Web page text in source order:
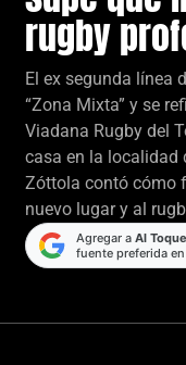
rugby
El ex segunda línea
“Zona Mixta” y se
Viadana Rugby del
casa en la localidad
Zóttola contó cómo
nuevo lugar y al
Agregar a Al
fuente preferida